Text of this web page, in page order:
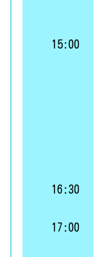
15:00
16:30
17:00